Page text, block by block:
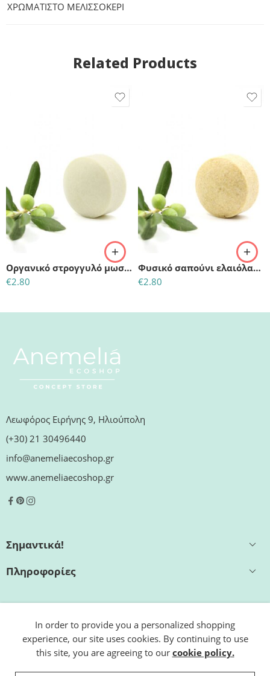
ΧΡΩΜΑΤΙΣΤΟ ΜΕΛΙΣΣΟΚΕΡΙ
Related Products
Οργανικό στρογγυλό μωσαϊκό σαπούνι ελαιόλαδο & αλάτι – BIO (50gr)
€2.80
Φυσικό σαπούνι ελαιόλαδου – Γάλα Κατσικίσιο & Νιφάδες Βρώμης (50gr)
€2.80
Λεωφόρος Ειρήνης 9, Ηλιούπολη
(+30) 21 30496440
info@anemeliaecoshop.gr
www.anemeliaecoshop.gr
Σημαντικά!
Πληροφορίες
Ωράριο καταστήματος
In order to provide you a personalized shopping
experience, our site uses cookies. By continuing to use
this site, you are agreeing to our cookie policy.